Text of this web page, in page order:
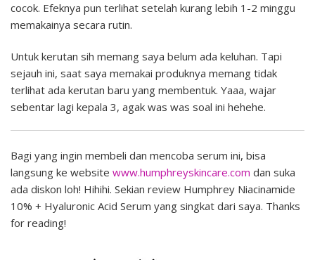
cocok. Efeknya pun terlihat setelah kurang lebih 1-2 minggu
memakainya secara rutin.
Untuk kerutan sih memang saya belum ada keluhan. Tapi
sejauh ini, saat saya memakai produknya memang tidak
terlihat ada kerutan baru yang membentuk. Yaaa, wajar
sebentar lagi kepala 3, agak was was soal ini hehehe.
Bagi yang ingin membeli dan mencoba serum ini, bisa
langsung ke website www.humphreyskincare.com dan suka
ada diskon loh! Hihihi. Sekian review Humphrey Niacinamide
10% + Hyaluronic Acid Serum yang singkat dari saya. Thanks
for reading!